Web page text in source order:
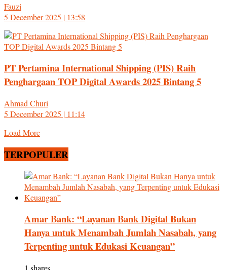
Fauzi
5 December 2025 | 13:58
PT Pertamina International Shipping (PIS) Raih
Penghargaan TOP Digital Awards 2025 Bintang 5
Ahmad Churi
5 December 2025 | 11:14
Load More
TERPOPULER
Amar Bank: “Layanan Bank Digital Bukan
Hanya untuk Menambah Jumlah Nasabah, yang
Terpenting untuk Edukasi Keuangan”
1 shares